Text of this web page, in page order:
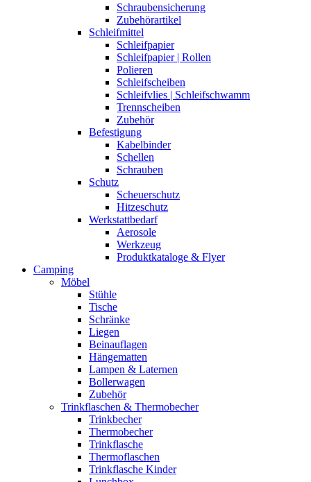
Schraubensicherung
Zubehörartikel
Schleifmittel
Schleifpapier
Schleifpapier | Rollen
Polieren
Schleifscheiben
Schleifvlies | Schleifschwamm
Trennscheiben
Zubehör
Befestigung
Kabelbinder
Schellen
Schrauben
Schutz
Scheuerschutz
Hitzeschutz
Werkstattbedarf
Aerosole
Werkzeug
Produktkataloge & Flyer
Camping
Möbel
Stühle
Tische
Schränke
Liegen
Beinauflagen
Hängematten
Lampen & Laternen
Bollerwagen
Zubehör
Trinkflaschen & Thermobecher
Trinkbecher
Thermobecher
Trinkflasche
Thermoflaschen
Trinkflasche Kinder